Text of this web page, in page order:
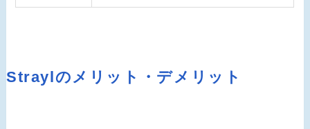
Straylのメリット・デメリット